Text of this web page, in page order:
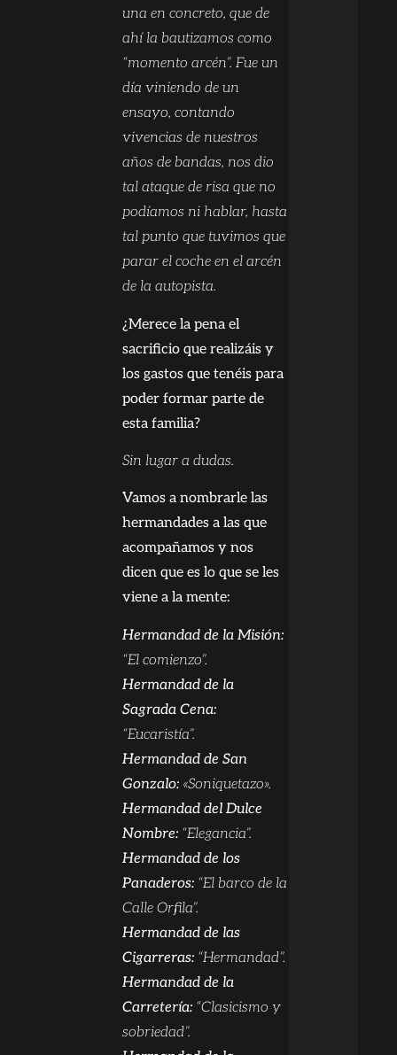
una en concreto, que de
ahí la bautizamos como
“momento arcén”. Fue un
día viniendo de un
ensayo, contando
vivencias de nuestros
años de bandas, nos dio
tal ataque de risa que no
podíamos ni hablar, hasta
tal punto que tuvimos que
parar el coche en el arcén
de la autopista.
¿Merece la pena el
sacrificio que realizáis y
los gastos que tenéis para
poder formar parte de
esta familia?
Sin lugar a dudas.
Vamos a nombrarle las
hermandades a las que
acompañamos y nos
dicen que es lo que se les
viene a la mente:
Hermandad de la Misión:
“El comienzo”.
Hermandad de la
Sagrada Cena:
“Eucaristía”.
Hermandad de San
Gonzalo: «Soniquetazo».
Hermandad del Dulce
Nombre: “Elegancia”.
Hermandad de los
Panaderos: “El barco de la
Calle Orfila”.
Hermandad de las
Cigarreras: “Hermandad”.
Hermandad de la
Carretería: “Clasicismo y
sobriedad”.